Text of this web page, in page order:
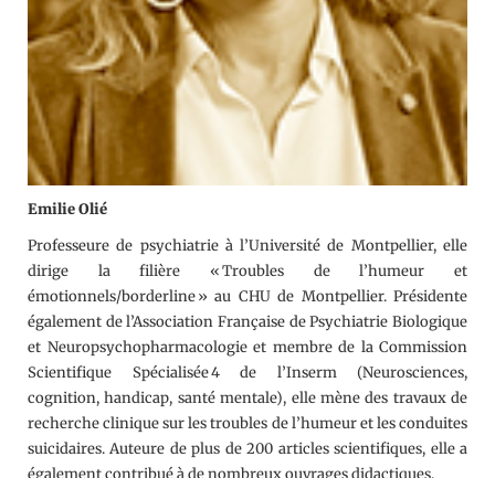
Emilie Olié
Professeure de psychiatrie à l’Université de Montpellier, elle
dirige la filière « Troubles de l’humeur et
émotionnels/borderline » au CHU de Montpellier. Présidente
également de l’Association Française de Psychiatrie Biologique
et Neuropsychopharmacologie et membre de la Commission
Scientifique Spécialisée 4 de l’Inserm (Neurosciences,
cognition, handicap, santé mentale), elle mène des travaux de
recherche clinique sur les troubles de l’humeur et les conduites
suicidaires. Auteure de plus de 200 articles scientifiques, elle a
également contribué à de nombreux ouvrages didactiques.